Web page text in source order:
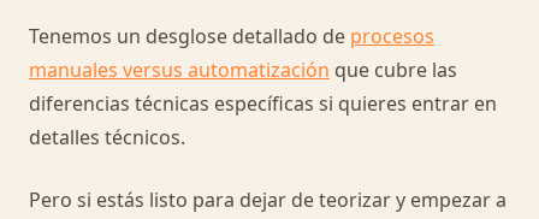
Tenemos un desglose detallado de procesos
manuales versus automatización que cubre las
diferencias técnicas específicas si quieres entrar en
detalles técnicos.
Pero si estás listo para dejar de teorizar y empezar a